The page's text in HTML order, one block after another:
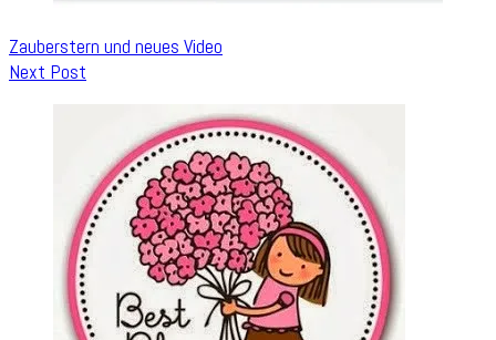
Zauberstern und neues Video
Next Post